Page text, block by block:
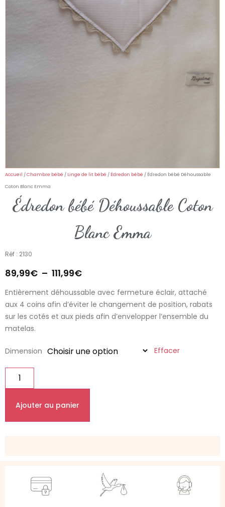
Accueil /Chambre bébé / Linge de lit bébé / Édredon bébé / Édredon bébé Déhoussable
Coton Blanc Emma
Édredon bébé Déhoussable Coton
Blanc Emma
Réf : 2130
89,99€ – 111,99€
Entièrement déhoussable avec fermeture éclair, attaché
aux 4 coins afin d’éviter le changement de position, rabats
sur les cotés et aux pieds afin d’envelopper l’ensemble du
matelas.
Dimension Effacer
Ajouter au panier